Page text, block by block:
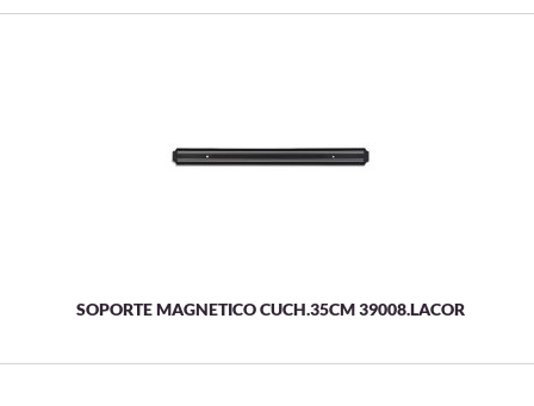
SOPORTE MAGNETICO CUCH.35CM 39008.LACOR